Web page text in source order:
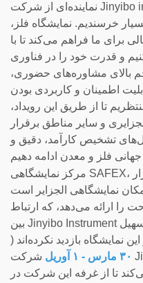
نماینده‌ای از شرکت Jinyibo instrument گفت: «ما از استقبال
خرسندیم. نمایشگاه فلز،
بستری عالی برای ما فراهم می‌کند تا با
و قدرت خود را در فناوری
بالای مشاوره‌های حضوری،
اطمینان و کاربردی بودن
تا از طریق این رویداد،
و سایر مناطق برقرار
تشخیص کارآمد، دقیق و
مرکز نمایشگاهی SAFEX، جایی که این نمایشگاه برگزار
نمایشگاهی الجزایر است
را ارائه می‌دهد، که ارتباط
بین Jinyibo Instrument و مشتریان جهانی را تا حد زیادی تسهیل
نمایشگاه بازدید نکرده‌اند (
۳۰ مارس - ۱ آوریل
شرکت Jinyibo Instrument از همه همکاران
تا از غرفه این شرکت در